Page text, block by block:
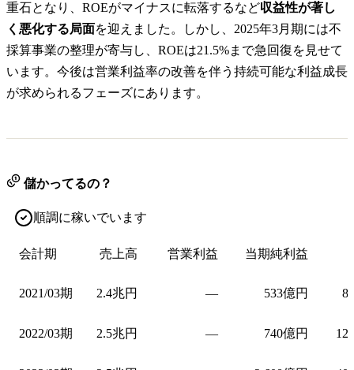
重石となり、ROEがマイナスに転落するなど収益性が著し
く悪化する局面を迎えました。しかし、2025年3月期には不
採算事業の整理が寄与し、ROEは21.5%まで急回復を見せて
います。今後は営業利益率の改善を伴う持続可能な利益成長
が求められるフェーズにあります。
儲かってるの？
順調に稼いでいます
会計期 売上高 営業利益 当期純利益
2021/03期 2.4兆円 — 533億円
2022/03期 2.5兆円 — 740億円